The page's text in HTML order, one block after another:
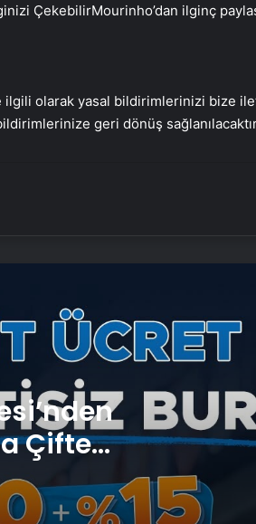
ÇekebilirMourinho’dan ilginç
olarak yasal bildirimlerinizi bize
geri dönüş
Çifte
ve
Adaylarına Çifte
Ücret ve
Reklam Ajansı,
UETDS Nedir ?
Dijital Taşımacılık
Ankara ev